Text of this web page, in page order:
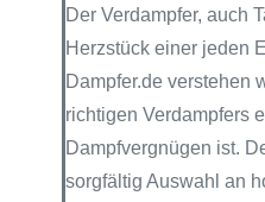
Der Verdampfer, auch
Herzstück einer jeden
Dampfer.de verstehen
richtigen Verdampfers
Dampfvergnügen ist.
sorgfältig Auswahl an